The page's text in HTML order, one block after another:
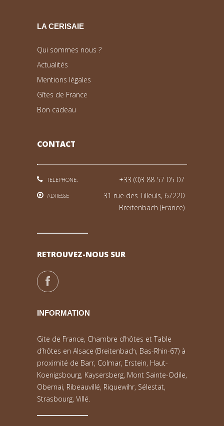
LA CERISAIE
Qui sommes nous ?
Actualités
Mentions légales
Gîtes de France
Bon cadeau
CONTACT
TELEPHONE: +33 (0)3 88 57 05 07
ADRESSE
31 rue des Tilleuls, 67220
Breitenbach (France)
RETROUVEZ-NOUS SUR
INFORMATION
Gite de France, Chambre d’hôtes et Table
d’hôtes en Alsace (Breitenbach, Bas-Rhin-67) à
proximité de Barr, Colmar, Erstein, Haut-
Koenigsbourg, Kaysersberg, Mont Sainte-Odile,
Obernai, Ribeauvillé, Riquewihr, Sélestat,
Strasbourg, Villé.